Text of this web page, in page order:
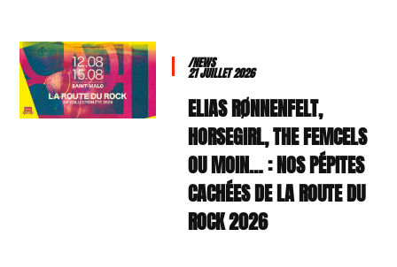
/NEWS
21 JUILLET 2026
ELIAS RØNNENFELT,
HORSEGIRL, THE FEMCELS
OU MOIN… : NOS PÉPITES
CACHÉES DE LA ROUTE DU
ROCK 2026